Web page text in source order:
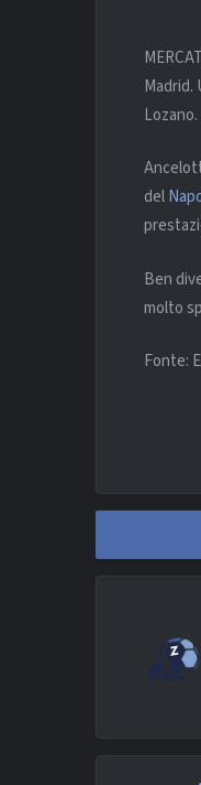
Madrid.
Lozano.
del
Ben
molto
Fonte: